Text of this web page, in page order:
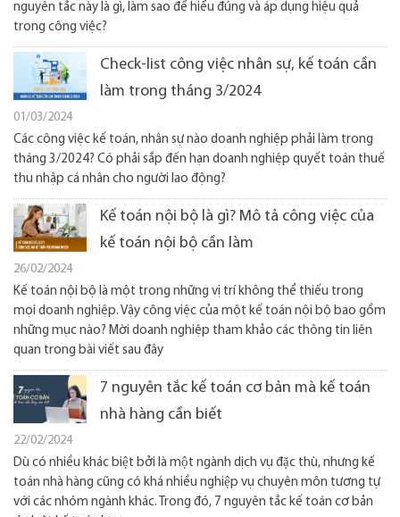
nguyên tắc này là gì, làm sao để hiểu đúng và áp dụng hiệu quả
trong công việc?
Check-list công việc nhân sự, kế toán cần
làm trong tháng 3/2024
01/03/2024
Các công việc kế toán, nhân sự nào doanh nghiệp phải làm trong
tháng 3/2024? Có phải sắp đến hạn doanh nghiệp quyết toán thuế
thu nhập cá nhân cho người lao động?
Kế toán nội bộ là gì? Mô tả công việc của
kế toán nội bộ cần làm
26/02/2024
Kế toán nội bộ là một trong những vị trí không thể thiếu trong
mọi doanh nghiệp. Vậy công việc của một kế toán nội bộ bao gồm
những mục nào? Mời doanh nghiệp tham khảo các thông tin liên
quan trong bài viết sau đây
7 nguyên tắc kế toán cơ bản mà kế toán
nhà hàng cần biết
22/02/2024
Dù có nhiều khác biệt bởi là một ngành dịch vụ đặc thù, nhưng kế
toán nhà hàng cũng có khá nhiều nghiệp vụ chuyên môn tương tự
với các nhóm ngành khác. Trong đó, 7 nguyên tắc kế toán cơ bản